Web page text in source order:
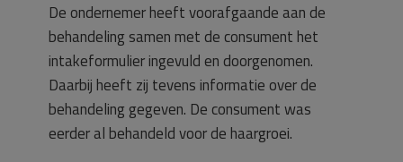
De ondernemer heeft voorafgaande aan de
behandeling samen met de consument het
intakeformulier ingevuld en doorgenomen.
Daarbij heeft zij tevens informatie over de
behandeling gegeven. De consument was
eerder al behandeld voor de haargroei.